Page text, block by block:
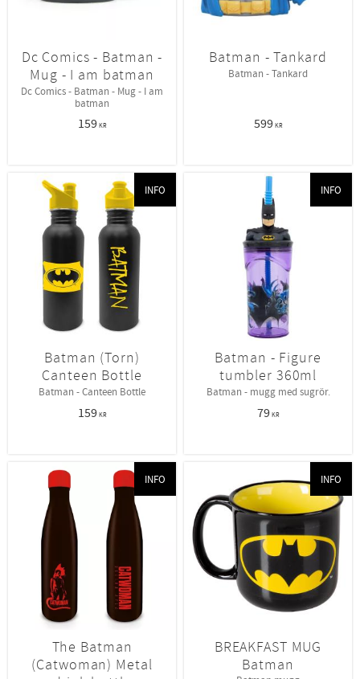
Dc Comics - Batman -
Mug - I am batman
Dc Comics - Batman - Mug - I am
batman
159KR
Batman - Tankard
Batman - Tankard
599KR
Batman (Torn)
Canteen Bottle
Batman - Canteen Bottle
159KR
INFO
Batman - Figure
tumbler 360ml
Batman - mugg med sugrör.
79KR
INFO
The Batman
(Catwoman) Metal
INFO
BREAKFAST MUG
Batman
INFO